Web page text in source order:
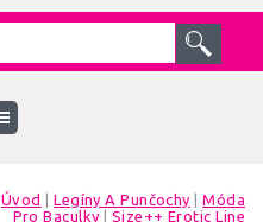
Úvod |Legíny A Punčochy |Móda
Pro Baculky
Size++ Erotic Line